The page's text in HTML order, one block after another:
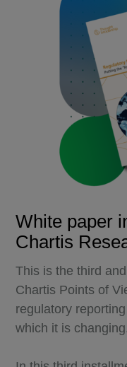
White paper
Chartis
This is the third
Chartis Points of
regulatory
which it is